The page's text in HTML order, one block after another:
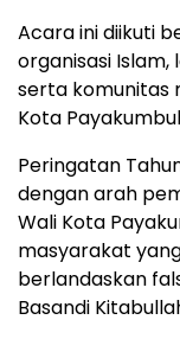
Acara ini diikuti
organisasi
serta komunitas
Kota
Peringatan
dengan arah
Wali Kota
masyarakat
berlandaskan
Basandi